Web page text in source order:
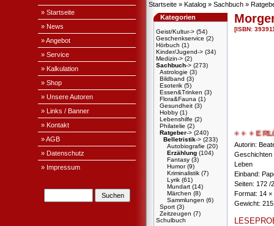
» Startseite
» News
» Angebot
» Service
» Kalkulation
» Shop
» Unsere Autoren
» Links / Banner
» Kontakt
» AGB
» Datenschutz
» Impressum
Startseite » Katalog » Sachbuch »
Kategorien
Geist/Kultur-> (54)
Geschenkservice (2)
Hörbuch (1)
Kinder/Jugend-> (34)
Medizin-> (2)
Sachbuch-> (273)
Astrologie (3)
Bildband (3)
Esoterik (5)
Essen&Trinken (3)
Flora&Fauna (1)
Gesundheit (3)
Hobby (1)
Lebenshilfe (2)
Philatelie (2)
Ratgeber-> (240)
Belletristik-> (233)
Autobiografie (20)
Erzählung (104)
Fantasy (3)
Humor(9)
Kriminalistik (7)
Lyrik (61)
Mundart (14)
Märchen (8)
Sammlungen (6)
Sport (3)
Zeitzeugen (7)
Schulbuch
[ISBN:
+ + + ERLÖS
Autorin:
Geschichten
Leben
Einband:
Seiten: 172
Format: 14 ×
Gewicht: